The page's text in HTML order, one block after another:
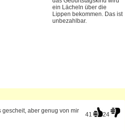
ein Lächeln über die
Lippen bekommen. Das ist
unbezahlbar.
41 24
gescheit, aber genug von mir